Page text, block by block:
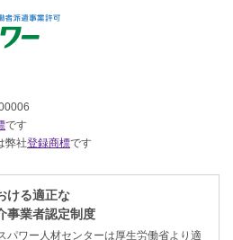
です
弊社登録商標です
ける適正な
事業者認定制度
パワー人材センターは厚生労働省より適